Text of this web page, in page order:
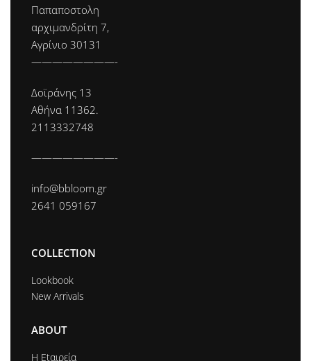
Παπαποστολη
αρχιμανδρίτη 7,
Αγρίνιο 30131
————————-
Δοϊράνης 13
Αθήνα 11362.
2113332748
————————-
info@bbloom.gr
2641 059167
COLLECTION
Lookbook
New Arrivals
ABOUT
Η Εtαιρεία